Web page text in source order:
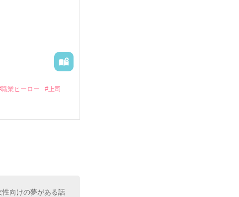
長――御影恭司その
び出された上、二
職業ヒーロー #上司
、同居まで提案
性向けの夢がある話